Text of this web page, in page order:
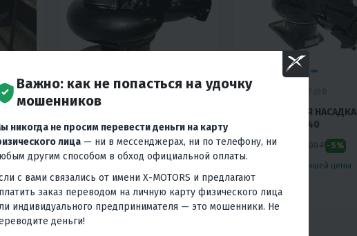
5 0
CONDOR 40 JET
81 000 ₽91 020 ₽-11%
Гарантия лучшей цены
ВОДОМЕТНАЯ НАСАДКА
SEANOVO JET40
79 400 ₽ 83 500 ₽ -5%
Гарантия лучшей цены
Важно: как не попасться на удочку
мошенников
никогда не просим перевести деньги на карту
лица — ни в мессенджерах, ни по телефону, ни
другим способом в обход официальной оплаты.
с вами связались от имени X-MOTORS и предлагают
заказ переводом на личную карту физического лица
индивидуального предпринимателя — это мошенники. Не
деньги!